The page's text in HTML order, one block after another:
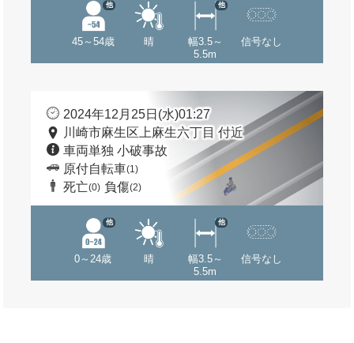
45～54歳
他
晴
幅3.5～
5.5m
他
信号なし
2024年12月25日(水)01:27
川崎市麻生区上麻生六丁目 付近
車両単独 小破事故
原付自転車(1)
死亡(0) 負傷(2)
0～24歳
他
晴
幅3.5～
5.5m
他
信号なし